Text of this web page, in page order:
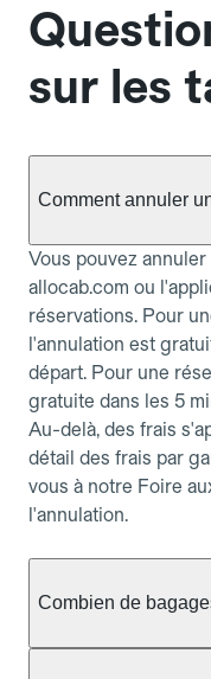
sur les
Comment annuler
Vous pouvez
allocab.com ou
réservations. Pour
l'annulation est
départ. Pour une
gratuite dans les 5
Au-delà, des frais
détail des frais par
vous à notre Foire
l'annulation.
Combien de